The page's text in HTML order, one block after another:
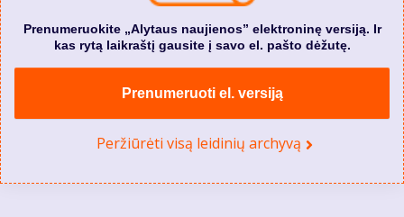
Prenumeruokite „Alytaus naujienos” elektroninę versiją. Ir
kas rytą laikraštį gausite į savo el. pašto dėžutę.
Prenumeruoti el. versiją
Peržiūrėti visą leidinių archyvą